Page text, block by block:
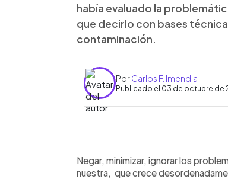
había evaluado la
que decirlo con bases
contaminación.
PorCarlos F. Imendia
Publicado el 03 de octubre de
► Escuchar artículo
Negar, minimizar, ignorar los
nuestra, que crece